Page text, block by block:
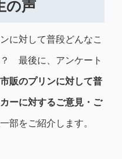
の声
に対して普段どんなこ
最後に、アンケート
市販のプリンに対して普
カーに対するご意見・ご
部をご紹介します。